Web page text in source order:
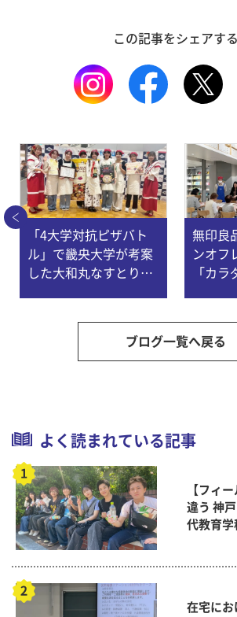
この記事をシェアする
無印良
ンオフ
「カラ
「4大学対抗ピザバト
ル」で畿央大学が考案
した大和丸なすとりん
ブログ一覧へ戻る
よく読まれている記事
【フィ
違う 神
代教育学
在宅にお